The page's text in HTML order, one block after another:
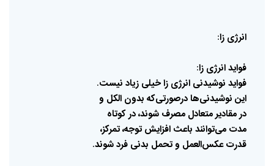
انرژی زا:
فوایدانرژی زا:
فواید نوشیدنی انرژی زاخیلی زیاد نیست.
این نوشیدنی‌هادرصورتی‌که بدون الکل و
درمقادیرمتعادل مصرف شوند،درکوتاه‌
مدت می‌توانند باعث افزایش توجه،تمرکز،
قدرت عکس‌العمل وتحمل بدنی فردشوند.